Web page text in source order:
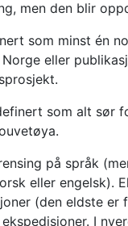
men den blir
som minst én
eller
som alt sør
på språk
eller engelsk).
(den eldste er
I